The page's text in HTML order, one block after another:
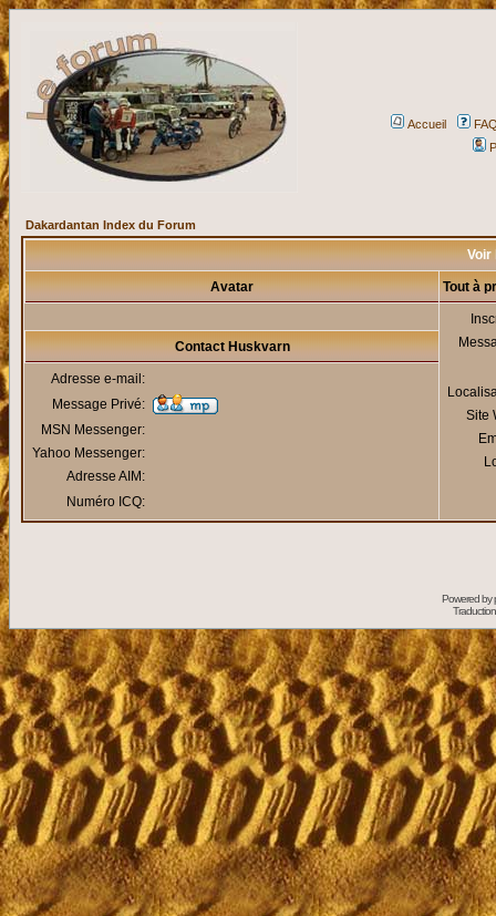
Accueil
Dakardantan Index du Forum
Voir
Avatar Tout à
Site
Contact Huskvarn
Adresse e-mail:
Message Privé:
MSN Messenger:
Yahoo Messenger:
Adresse AIM:
Numéro ICQ:
Powered by